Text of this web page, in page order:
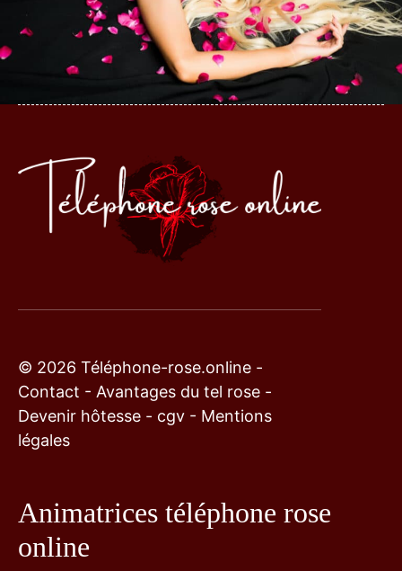
© 2026 Téléphone-rose.online -
Contact - Avantages du tel rose -
Devenir hôtesse - cgv - Mentions
légales
Animatrices téléphone rose
online